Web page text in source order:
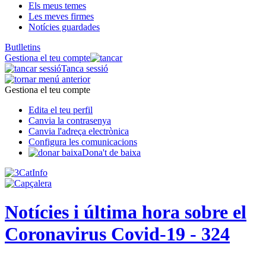
Els meus temes
Les meves firmes
Notícies guardades
Butlletins
Gestiona el teu compte
Tanca sessió
Gestiona el teu compte
Edita el teu perfil
Canvia la contrasenya
Canvia l'adreça electrònica
Configura les comunicacions
Dona't de baixa
Notícies i última hora sobre el
Coronavirus Covid-19 - 324